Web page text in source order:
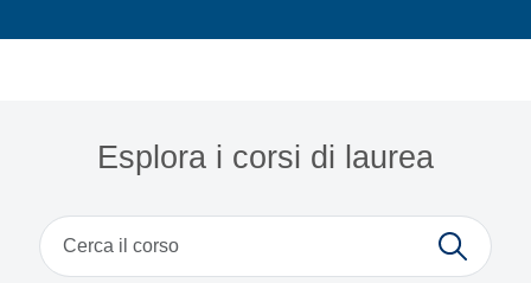
Esplora i corsi di laurea
Cerca